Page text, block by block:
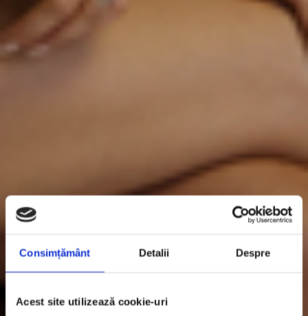
Consimțământ Detalii Despre
Acest site utilizează cookie-uri